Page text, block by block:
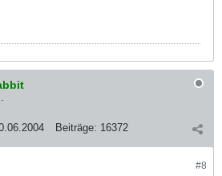
Beiträge: 16372
#8